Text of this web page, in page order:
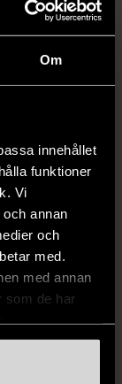
Om
innehållet
funktioner
Vi
annan
och
med.
med annan
som de har
rädda mig
här gången.
att jag
bryr man sig